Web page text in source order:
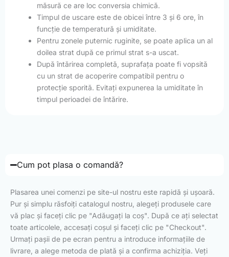
măsură ce are loc conversia chimică.
Timpul de uscare este de obicei între 3 și 6 ore, în
funcție de temperatură și umiditate.
Pentru zonele puternic ruginite, se poate aplica un al
doilea strat după ce primul strat s-a uscat.
După întărirea completă, suprafața poate fi vopsită
cu un strat de acoperire compatibil pentru o
protecție sporită. Evitați expunerea la umiditate în
timpul perioadei de întărire.
Cum pot plasa o comandă?
Plasarea unei comenzi pe site-ul nostru este rapidă și ușoară.
Pur și simplu răsfoiți catalogul nostru, alegeți produsele care
vă plac și faceți clic pe "Adăugați la coș". După ce ați selectat
toate articolele, accesați coșul și faceți clic pe "Checkout".
Urmați pașii de pe ecran pentru a introduce informațiile de
livrare, a alege metoda de plată și a confirma achiziția. Veți